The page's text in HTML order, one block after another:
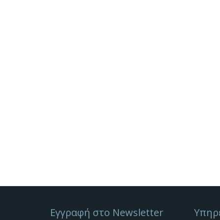
Εγγραφή στο Newsletter